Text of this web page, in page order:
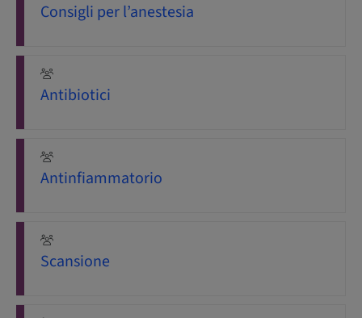
Consigli per l’anestesia
Antibiotici
Antinfiammatorio
Scansione